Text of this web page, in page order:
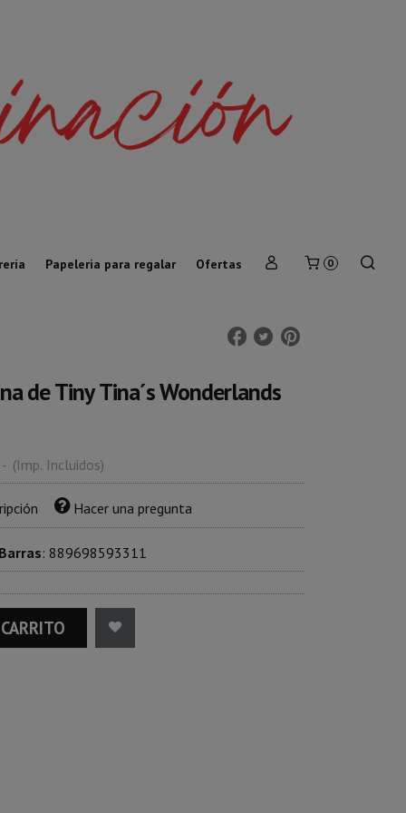
Papeleria para regalar Ofertas 0
de Tiny Tina´s Wonderlands
- (Imp. Incluidos)
Hacer una pregunta
: 889698593311